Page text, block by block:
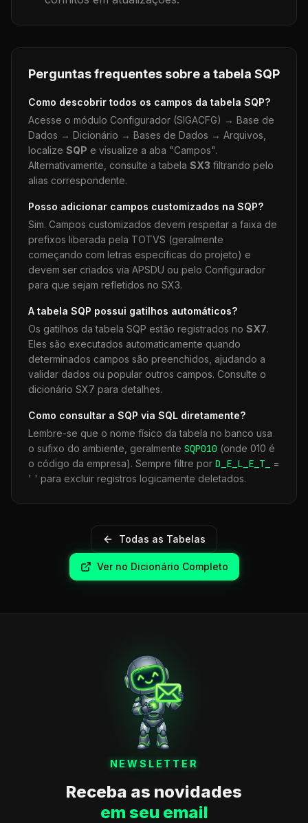
Perguntas frequentes sobre a tabela SQP
Como descobrir todos os campos da tabela SQP?
Acesse o módulo Configurador (SIGACFG) → Base de
Dados → Dicionário → Bases de Dados → Arquivos,
localize SQP e visualize a aba "Campos".
Alternativamente, consulte a tabela SX3 filtrando pelo
alias correspondente.
Posso adicionar campos customizados na SQP?
Sim. Campos customizados devem respeitar a faixa de
prefixos liberada pela TOTVS (geralmente
começando com letras específicas do projeto) e
devem ser criados via APSDU ou pelo Configurador
para que sejam refletidos no SX3.
A tabela SQP possui gatilhos automáticos?
Os gatilhos da tabela SQP estão registrados no SX7.
Eles são executados automaticamente quando
determinados campos são preenchidos, ajudando a
validar dados ou popular outros campos. Consulte o
dicionário SX7 para detalhes.
Como consultar a SQP via SQL diretamente?
Lembre-se que o nome físico da tabela no banco usa
o sufixo do ambiente, geralmente SQP010 (onde 010 é
o código da empresa). Sempre filtre por D_E_L_E_T_
=
' ' para excluir registros logicamente deletados.
Todas as Tabelas
Ver no Dicionário Completo
NEWSLETTER
Receba as novidades
em seu email